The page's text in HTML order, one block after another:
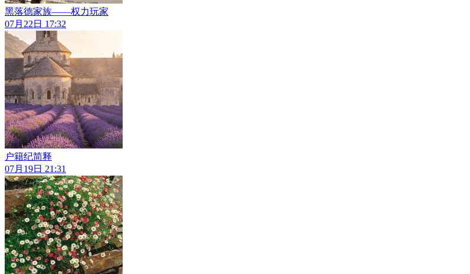
黑落德家族——权力玩家
07月22日 17:32
户籍纪简释
07月19日 21:31